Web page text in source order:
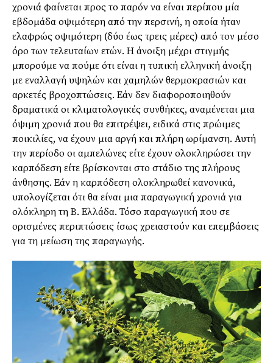
χρονιά φαίνεται προς το παρόν να είναι περίπου μία
εβδομάδα οψιμότερη από την περσινή, η οποία ήταν
ελαφρώς οψιμότερη (δύο έως τρεις μέρες) από τον μέσο
όρο των τελευταίων ετών. Η άνοιξη μέχρι στιγμής
μπορούμε να πούμε ότι είναι η τυπική ελληνική άνοιξη
με εναλλαγή υψηλών και χαμηλών θερμοκρασιών και
αρκετές βροχοπτώσεις. Εάν δεν διαφοροποιηθούν
δραματικά οι κλιματολογικές συνθήκες, αναμένεται μια
όψιμη χρονιά που θα επιτρέψει, ειδικά στις πρώιμες
ποικιλίες, να έχουν μια αργή και πλήρη ωρίμανση. Αυτή
την περίοδο οι αμπελώνες είτε έχουν ολοκληρώσει την
καρπόδεση είτε βρίσκονται στο στάδιο της πλήρους
άνθησης. Εάν η καρπόδεση ολοκληρωθεί κανονικά,
υπολογίζεται ότι θα είναι μια παραγωγική χρονιά για
ολόκληρη τη Β. Ελλάδα. Τόσο παραγωγική που σε
ορισμένες περιπτώσεις ίσως χρειαστούν και επεμβάσεις
για τη μείωση της παραγωγής.